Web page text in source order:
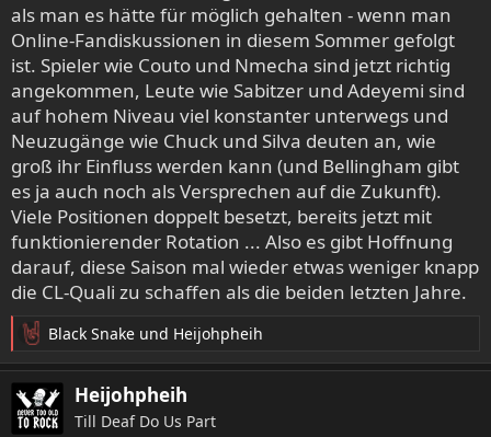
als man es hätte für möglich gehalten - wenn man
Online-Fandiskussionen in diesem Sommer gefolgt
ist. Spieler wie Couto und Nmecha sind jetzt richtig
angekommen, Leute wie Sabitzer und Adeyemi sind
auf hohem Niveau viel konstanter unterwegs und
Neuzugänge wie Chuck und Silva deuten an, wie
groß ihr Einfluss werden kann (und Bellingham gibt
es ja auch noch als Versprechen auf die Zukunft).
Viele Positionen doppelt besetzt, bereits jetzt mit
funktionierender Rotation ... Also es gibt Hoffnung
darauf, diese Saison mal wieder etwas weniger knapp
die CL-Quali zu schaffen als die beiden letzten Jahre.
R
e
a
k
t
Black Snake und Heijohpheih
Heijohpheih
Till Deaf Do Us Part